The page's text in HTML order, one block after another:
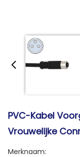
PVC-Kabel
Vrouwelijke
Merknaam: